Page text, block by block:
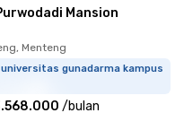
Mansion
Menteng
gunadarma kampus
/bulan